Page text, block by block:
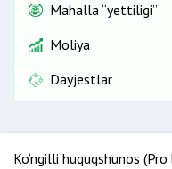
Mahalla “yettiligi”
Moliya
Dayjestlar
Ko‘ngilli huquqshunos (Pro